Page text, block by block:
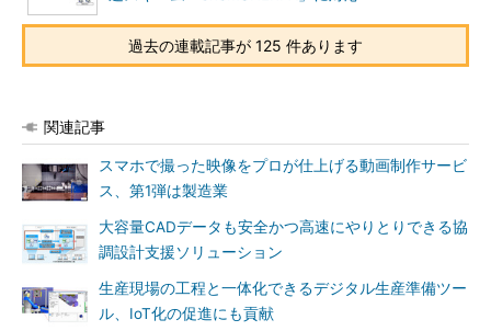
過去の連載記事が 125 件あります
関連記事
スマホで撮った映像をプロが仕上げる動画制作サービ
ス、第1弾は製造業
大容量CADデータも安全かつ高速にやりとりできる協
調設計支援ソリューション
生産現場の工程と一体化できるデジタル生産準備ツー
ル、IoT化の促進にも貢献